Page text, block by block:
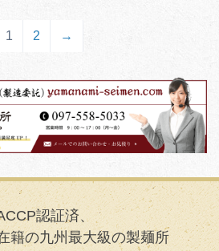
1 2 →
認証済、
籍の九州最大級の製麺所